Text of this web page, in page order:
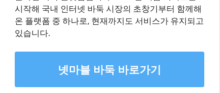
시작해 국내 인터넷 바둑 시장의 초창기부터 함께해
온 플랫폼 중 하나로, 현재까지도 서비스가 유지되고
있습니다.
넷마블 바둑 바로가기